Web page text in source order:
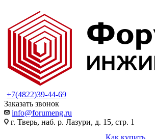
+7(4822)39-44-69
Заказать звонок
info@forumeng.ru
г. Тверь, наб. р. Лазури, д. 15, стр. 1
Как купить